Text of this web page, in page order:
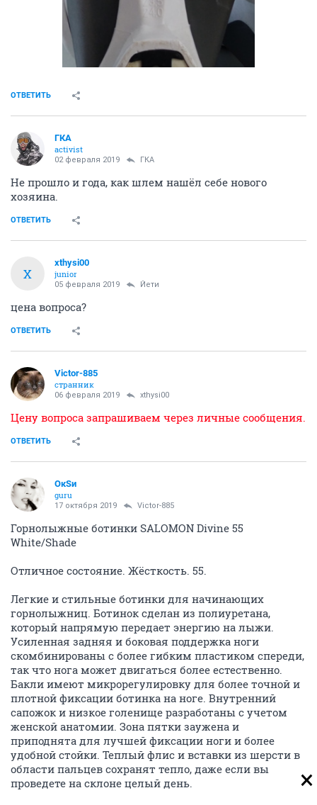
ОТВЕТИТЬ
ГКА
activist
02 февраля 2019 ГКА
Не прошло и года, как шлем нашёл себе нового
хозяина.
ОТВЕТИТЬ
X
xthysi00
junior
05 февраля 2019 Йети
цена вопроса?
ОТВЕТИТЬ
Victor-885
странник
06 февраля 2019 xthysi00
Цену вопроса запрашиваем через личные сообщения.
ОТВЕТИТЬ
ОкSи
guru
17 октября 2019 Victor-885
Горнолыжные ботинки SALOMON Divine 55
White/Shade
Отличное состояние. Жёсткость. 55.
Легкие и стильные ботинки для начинающих
горнолыжниц. Ботинок сделан из полиуретана,
который напрямую передает энергию на лыжи.
Усиленная задняя и боковая поддержка ноги
скомбинированы с более гибким пластиком спереди,
так что нога может двигаться более естественно.
Бакли имеют микрорегулировку для более точной и
плотной фиксации ботинка на ноге. Внутренний
сапожок и низкое голенище разработаны с учетом
женской анатомии. Зона пятки заужена и
приподнята для лучшей фиксации ноги и более
удобной стойки. Теплый флис и вставки из шерсти в
области пальцев сохранят тепло, даже если вы
проведете на склоне целый день.